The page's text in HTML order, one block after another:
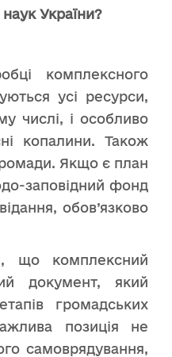
наук України?
комплексного
усі ресурси,
числі, і особливо
копалини. Також
Якщо є план
заповідний фонд
обов’язково
що комплексний
документ, який
громадських
позиція не
самоврядування,